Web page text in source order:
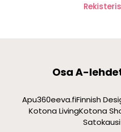
Osa A-
Apu360eeva.fiFinnish
Kotona LivingKotona
Satokausi